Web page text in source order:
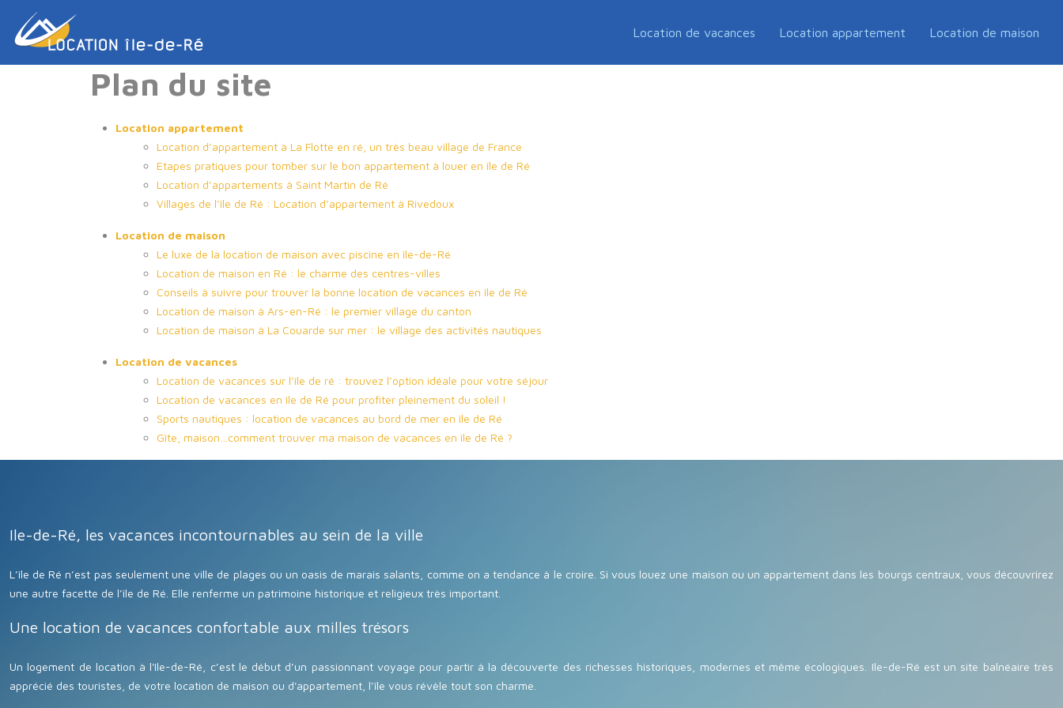
Location de vacances Location appartement Location de maison
Plan du site
Location appartement
Location d’appartement à La Flotte en ré, un très beau village de France
Etapes pratiques pour tomber sur le bon appartement à louer en île de Ré
Location d’appartements à Saint Martin de Ré
Villages de l’île de Ré : Location d’appartement à Rivedoux
Location de maison
Le luxe de la location de maison avec piscine en île-de-Ré
Location de maison en Ré : le charme des centres-villes
Conseils à suivre pour trouver la bonne location de vacances en île de Ré
Location de maison à Ars-en-Ré : le premier village du canton
Location de maison à La Couarde sur mer : le village des activités nautiques
Location de vacances
Location de vacances sur l’île de ré : trouvez l’option idéale pour votre séjour
Location de vacances en île de Ré pour profiter pleinement du soleil !
Sports nautiques : location de vacances au bord de mer en île de Ré
Gîte, maison…comment trouver ma maison de vacances en île de Ré ?
Ile-de-Ré, les vacances incontournables au sein de la ville
L’île de Ré n’est pas seulement une ville de plages ou un oasis de marais salants, comme on a tendance à le croire. Si vous louez une maison ou un appartement dans les bourgs centraux, vous découvrirez
une autre facette de l’île de Ré. Elle renferme un patrimoine historique et religieux très important.
Une location de vacances confortable aux milles trésors
Un logement de location à l'Ile-de-Ré, c’est le début d’un passionnant voyage pour partir à la découverte des richesses historiques, modernes et même écologiques. Ile-de-Ré est un site balnéaire très
apprécié des touristes, de votre location de maison ou d'appartement, l’île vous révèle tout son charme.